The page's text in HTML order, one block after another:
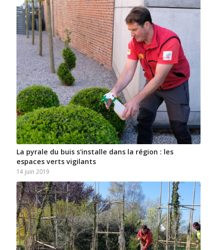
La pyrale du buis s'installe dans la région : les
espaces verts vigilants
14 juin 2019